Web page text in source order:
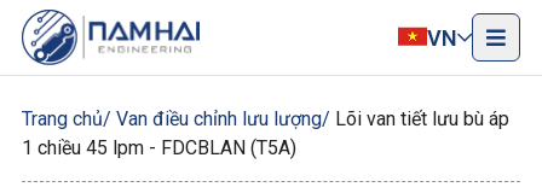
VN
Trang chủ Van điều chỉnh lưu lượng
Lõi van tiết lưu bù áp
1 chiều 45 lpm - FDCBLAN (T5A)